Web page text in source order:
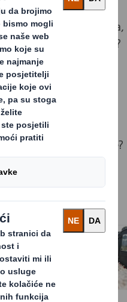
ali zahtijeva i
isporučiti više proizvoda,
još zagušenijima?
a da ih ne
se kompanije mogu
navikama, a da
i učinkovito? Kako
diljem svijeta,
uvijek i svugdje?